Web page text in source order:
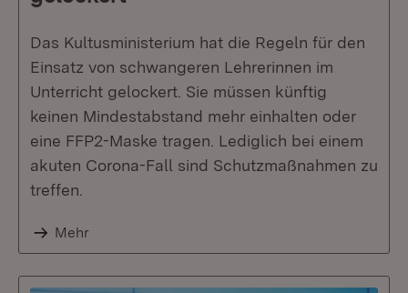
Das Kultusministerium hat die Regeln für den
Einsatz von schwangeren Lehrerinnen im
Unterricht gelockert. Sie müssen künftig
keinen Mindestabstand mehr einhalten oder
eine FFP2-Maske tragen. Lediglich bei einem
akuten Corona-Fall sind Schutzmaßnahmen zu
treffen.
Mehr